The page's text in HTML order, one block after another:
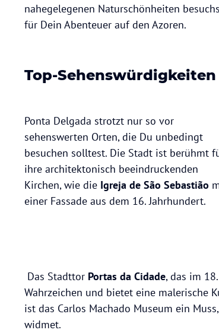
nahegelegenen Naturschönheiten
für Dein Abenteuer auf den Azoren.
Top-
Ponta Delgada strotzt nur so vor
sehenswerten Orten, die Du unbedingt
besuchen solltest. Die Stadt ist berühmt
ihre architektonisch beeindruckenden
Kirchen, wie die Igreja de São Sebastião
einer Fassade aus dem 16. Jahrhundert.
Das Stadttor Portas da Cidade, das im
Wahrzeichen und bietet eine malerische
ist das Carlos Machado Museum ein
widmet.